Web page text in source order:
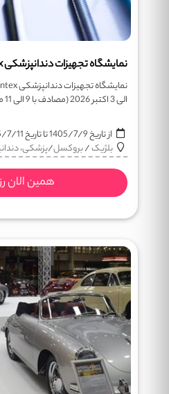
نمایشگاه تجهیزات دندانپزشکی Dentex
الی 3 اکتبر 2026 (مصادف با 9 الی 11 مه ...
از تاریخ1405/7/9تا تاریخ7/11
بلژیک/بروکسل/پزشکی،
همین الان